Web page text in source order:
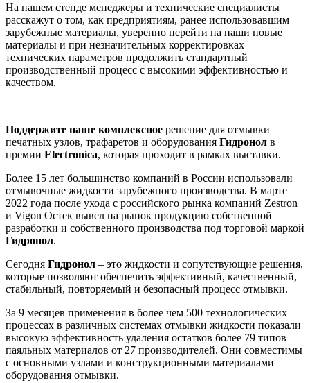
На нашем стенде менеджеры и технические специалисты
расскажут о том, как предприятиям, ранее использовавшим
зарубежные материалы, уверенно перейти на наши новые
материалы и при незначительных корректировках
технических параметров продолжить стандартный
производственный процесс с высокими эффективностью и
качеством.
Поддержите наше комплексное решение для отмывки
печатных узлов, трафаретов и оборудования Гидронол в
премии Electronica, которая проходит в рамках выставки.
Более 15 лет большинство компаний в России использовали
отмывочные жидкости зарубежного производства. В марте
2022 года после ухода с российского рынка компаний Zestron
и Vigon Остек вывел на рынок продукцию собственной
разработки и собственного производства под торговой маркой
Гидронол.
Сегодня Гидронол – это жидкости и сопутствующие решения,
которые позволяют обеспечить эффективный, качественный,
стабильный, повторяемый и безопасный процесс отмывки.
За 9 месяцев применения в более чем 500 технологических
процессах в различных системах отмывки жидкости показали
высокую эффективность удаления остатков более 79 типов
паяльных материалов от 27 производителей. Они совместимы
с основными узлами и конструкционными материалами
оборудования отмывки.